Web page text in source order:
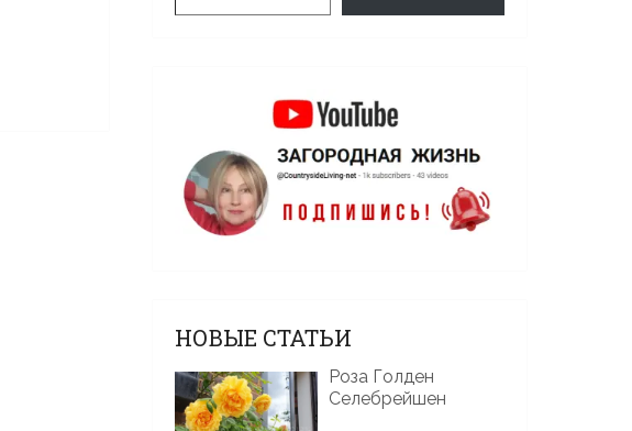
НОВЫЕ СТАТЬИ
Роза Голден
Селебрейшен